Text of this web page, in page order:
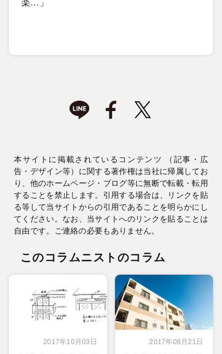
楽…」
本サイトに掲載されているコンテンツ （記事・広
告・デザイン等）に関する著作権は当社に帰属してお
り、他のホームページ・ブログ等に無断で転載・転用
することを禁止します。引用する場合は、リンクを貼
る等して当サイトからの引用であることを明らかにし
てください。なお、当サイトへのリンクを貼ることは
自由です。ご連絡の必要もありません。
このコラムニストのコラム
2017年10月03日 2017年08月21日